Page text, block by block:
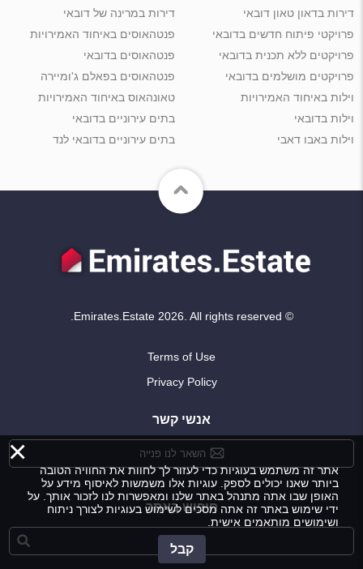
דירות בדאון טאון דובאי
דירות במרינה של דובאי
פרויקטי פיתוח חדשים בדובאי
פרויקטים ללא תכנית בדובאי
פרויקטים מושלמים בדובאי
פנטהאוסים באיחוד האמירויות
פנטהאוסים בדובאי
פנטהאוסים בפאלם ג'ומיירה
וילות באיחוד האמירויות
וילות בדובאי
וילות באבו דאבי
טאונהאוס באיחוד האמירויות
בתים עירוניים בדובאי
בתים עירוניים בדובאי לנד
© Emirates.Estate 2026. All rights reserved.
Terms of Use
Privacy Policy
אנשי קשר
השאר לנו פנייה
חיפוש באתר
×
אתר זה משתמש בעוגיות כדי לעזור לך לחוות את החוויה הטובה
ביותר שאנו יכולים לספק. עוגיות אלו משמשות לאיסוף מידע על
האופן שבו אתה מתנהל באתר שלנו ומאפשרות לנו לזכור אותך. על
ידי שימוש באתר זה אתה מסכים לשימוש בעוגיות לצורך ניתוח
ושימושים מותאמים אישית.
קבל